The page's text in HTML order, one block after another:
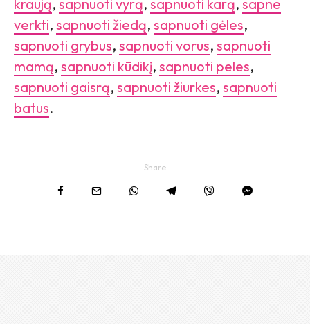
kraują, sapnuoti vyrą, sapnuoti karą, sapne
verkti, sapnuoti žiedą, sapnuoti gėles,
sapnuoti grybus, sapnuoti vorus, sapnuoti
mamą, sapnuoti kūdikį, sapnuoti peles,
sapnuoti gaisrą, sapnuoti žiurkes, sapnuoti
batus.
Share